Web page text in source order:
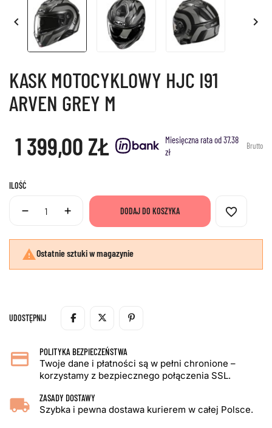
 
KASK MOTOCYKLOWY HJC I91
ARVEN GREY M
1 399,00 ZŁ
Miesięczna rata od 37.38
zł
Brutto
ILOŚĆ
DODAJ DO KOSZYKA favorite_border
Ostatnie sztuki w magazynie
UDOSTĘPNIJ
POLITYKA BEZPIECZEŃSTWA
Twoje dane i płatności są w pełni chronione –
korzystamy z bezpiecznego połączenia SSL.
ZASADY DOSTAWY
Szybka i pewna dostawa kurierem w całej Polsce.